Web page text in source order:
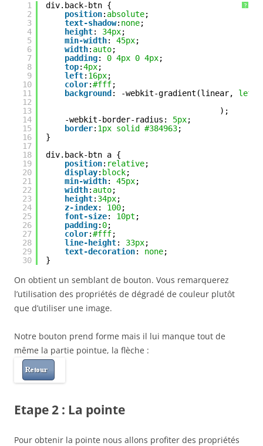
?
1
2
3
4
5
6
7
8
9
10
11
12
13
14
15
16
17
18
19
20
21
22
23
24
25
26
27
28
29
30
div.back-btn {
position: absolute;
text-shadow: none;
height: 34px;
min-width: 45px;
width: auto;
padding: 0 4px 0 4px;
top:4px;
left: 16px;
color:#fff;
background : -webkit-gradient(linear, left
);
-webkit-border-radius: 5px;
border: 1px solid #384963;
}
div.back-btn a {
position: relative;
display: block;
min-width: 45px;
width: auto;
height: 34px;
z-index: 100;
font-size: 10pt ;
padding: 0;
color:#fff;
line-height: 33px;
text-decoration: none;
}
On obtient un semblant de bouton. Vous remarquerez
l’utilisation des propriétés de dégradé de couleur plutôt
que d’utiliser une image.
Notre bouton prend forme mais il lui manque tout de
même la partie pointue, la flèche :
Etape 2 : La pointe
Pour obtenir la pointe nous allons profiter des propriétés